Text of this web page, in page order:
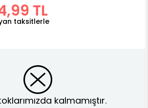
TL
taksitlerle
kalmamıştır.